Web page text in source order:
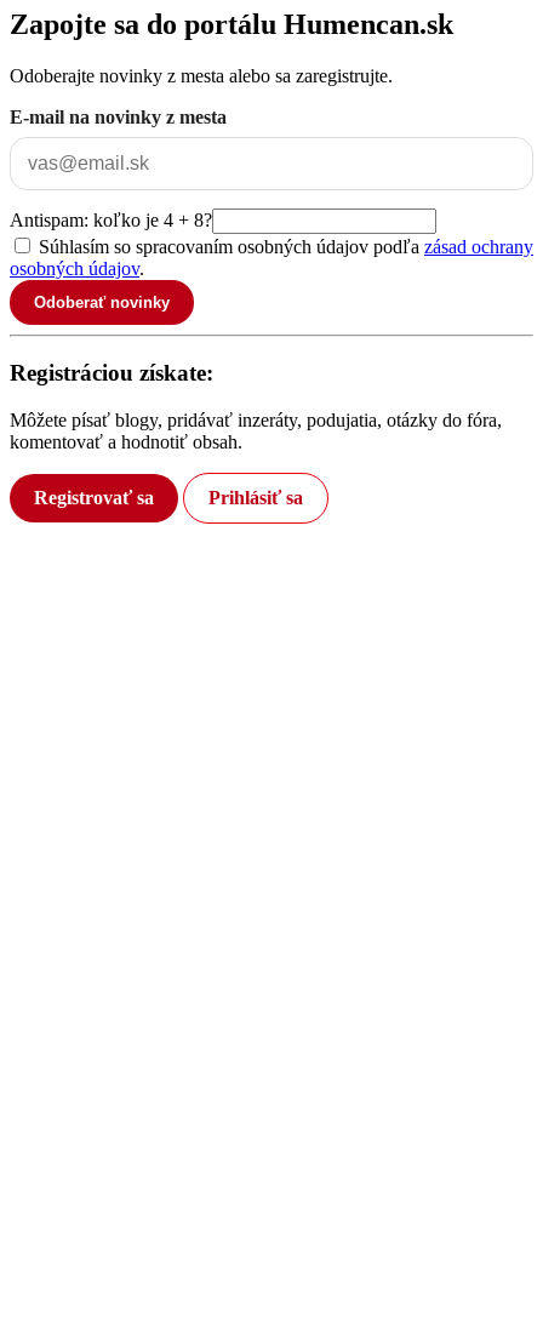
Zapojte sa do portálu Humencan.sk
Odoberajte novinky z mesta alebo sa zaregistrujte.
E-mail na novinky z mesta
Antispam: koľko je 4 + 8?
Súhlasím so spracovaním osobných údajov podľa zásad ochrany
osobných údajov.
Odoberať novinky
Registráciou získate:
Môžete písať blogy, pridávať inzeráty, podujatia, otázky do fóra,
komentovať a hodnotiť obsah.
Registrovať sa Prihlásiť sa